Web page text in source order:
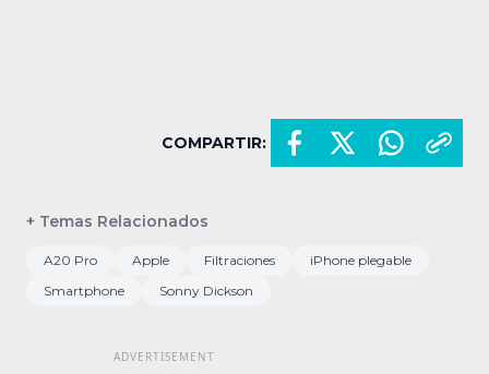
COMPARTIR:
+ Temas Relacionados
A20 Pro Apple Filtraciones
iPhone plegable
Smartphone
Sonny Dickson